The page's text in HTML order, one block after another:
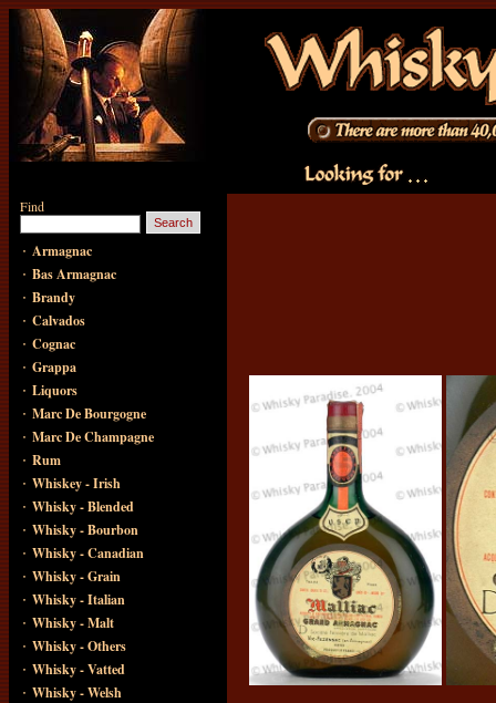
Find
· Armagnac
· Bas Armagnac
· Brandy
· Calvados
· Cognac
· Grappa
· Liquors
· Marc De Bourgogne
· Marc De Champagne
· Rum
· Whiskey - Irish
· Whisky - Blended
· Whisky - Bourbon
· Whisky - Canadian
· Whisky - Grain
· Whisky - Italian
· Whisky - Malt
· Whisky - Others
· Whisky - Vatted
· Whisky - Welsh